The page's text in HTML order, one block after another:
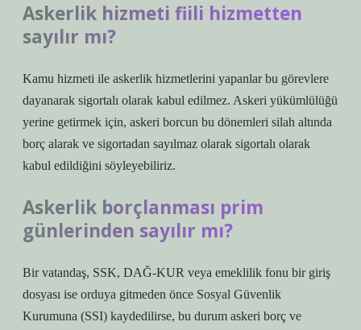
Askerlik hizmeti fiili hizmetten
sayılır mı?
Kamu hizmeti ile askerlik hizmetlerini yapanlar bu görevlere
dayanarak sigortalı olarak kabul edilmez. Askeri yükümlülüğü
yerine getirmek için, askeri borcun bu dönemleri silah altında
borç alarak ve sigortadan sayılmaz olarak sigortalı olarak
kabul edildiğini söyleyebiliriz.
Askerlik borçlanması prim
günlerinden sayılır mı?
Bir vatandaş, SSK, DAĞ-KUR veya emeklilik fonu bir giriş
dosyası ise orduya gitmeden önce Sosyal Güvenlik
Kurumuna (SSI) kaydedilirse, bu durum askeri borç ve